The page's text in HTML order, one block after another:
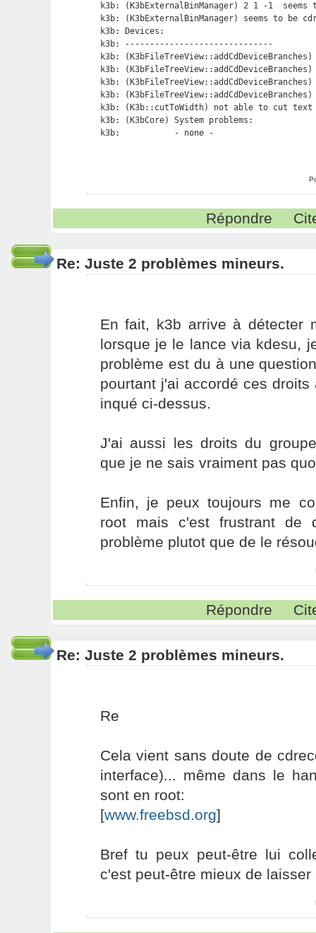
k3b: (K3bExternalBinManager) 2 1 -1
k3b: (K3bExternalBinManager) seems to
k3b: Devices:
k3b: ------------------------------
k3b: (K3bFileTreeView::addCdDeviceBranches)
k3b: (K3bFileTreeView::addCdDeviceBranches)
k3b: (K3bFileTreeView::addCdDeviceBranches)
k3b: (K3bFileTreeView::addCdDeviceBranches)
k3b: (K3b::cutToWidth) not able to cut
k3b: (K3bCore) System problems:
k3b:           - none -
Répondre
Re: Juste 2 problèmes mineurs.
En fait, k3b arrive à détecter
lorsque je le lance via kdesu,
problème est du à une
pourtant j'ai accordé ces
inqué ci-dessus.
J'ai aussi les droits du
que je ne sais vraiment pas
Enfin, je peux toujours me
root mais c'est frustrant de
problème plutot que de le
Répondre
Re: Juste 2 problèmes mineurs.
Re
Cela vient sans doute de
interface)... même dans le
sont en root:
[www.freebsd.org]
Bref tu peux peut-être lui
c'est peut-être mieux de laisser